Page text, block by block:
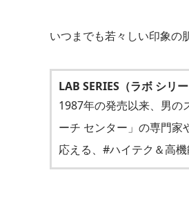
いつまでも若々しい印象の
LAB SERIES（ラボ シリー
1987年の発売以来、男の
ーチ センター」の専門家
応える、#ハイテク＆高